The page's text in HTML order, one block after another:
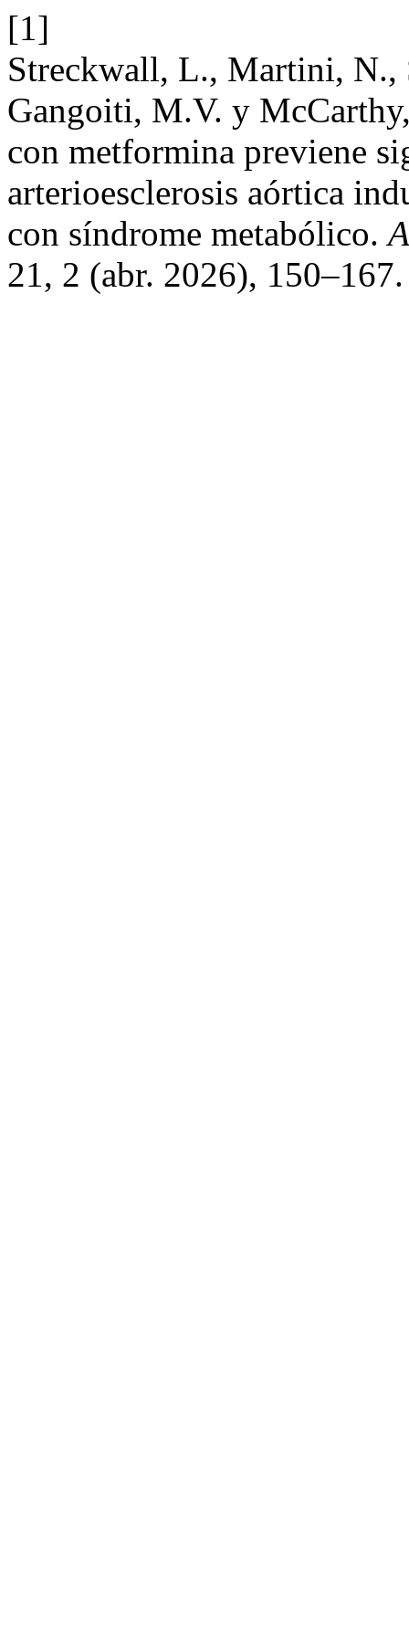
[1]
Streckwall, L., Martini, N.,
Gangoiti, M.V. y
con metformina previene
arterioesclerosis aórtica
con síndrome metabólico.
21, 2 (abr. 2026), 150–167.